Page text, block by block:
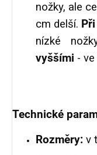
nožky, ale
cm delší.
nízké
vyššími -
Technické
Rozměry: v